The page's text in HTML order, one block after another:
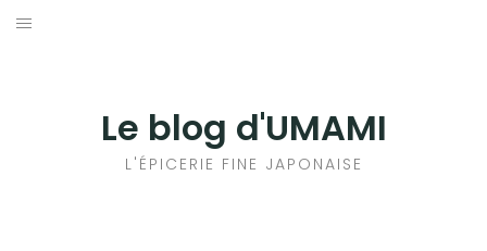
Aller
Le blog d'UMAMI
L'ÉPICERIE FINE JAPONAISE